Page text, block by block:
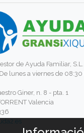
de Ayuda Familiar, S.L.
lunes a viernes de 08:30
Giner, n. 8 - pta. 1
Valencia